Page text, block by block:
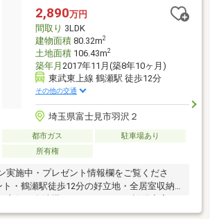
2,890万円
間取り 3LDK
建物面積80.32m2
土地面積106.43m2
築年月 2017年11月(築8年10ヶ月)
東武東上線 鶴瀬駅 徒歩12分
その他の交通
埼玉県富士見市羽沢２
都市ガス
駐車場あり
所有権
実施中・プレゼント情報欄をご覧くださ
・鶴瀬駅徒歩12分の好立地・全居室収納
良好・食洗機やカードキーなど設備充実・
局など生活施設も周辺に充実・ららぽーと